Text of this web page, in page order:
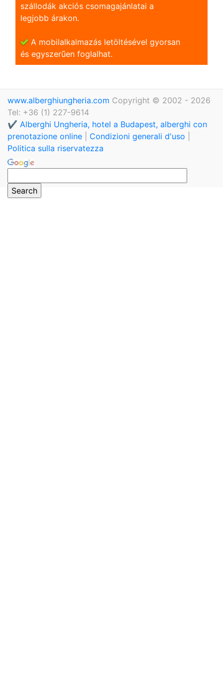
szállodák akciós csomagajánlatai a
legjobb árakon.
A mobilalkalmazás letöltésével gyorsan
és egyszerũen foglalhat.
www.alberghiungheria.com Copyright © 2002 - 2026
Tel: +36 (1) 227-9614
✔️ Alberghi Ungheria, hotel a Budapest, alberghi con
prenotazione online
Condizioni generali d'uso
Politica sulla riservatezza